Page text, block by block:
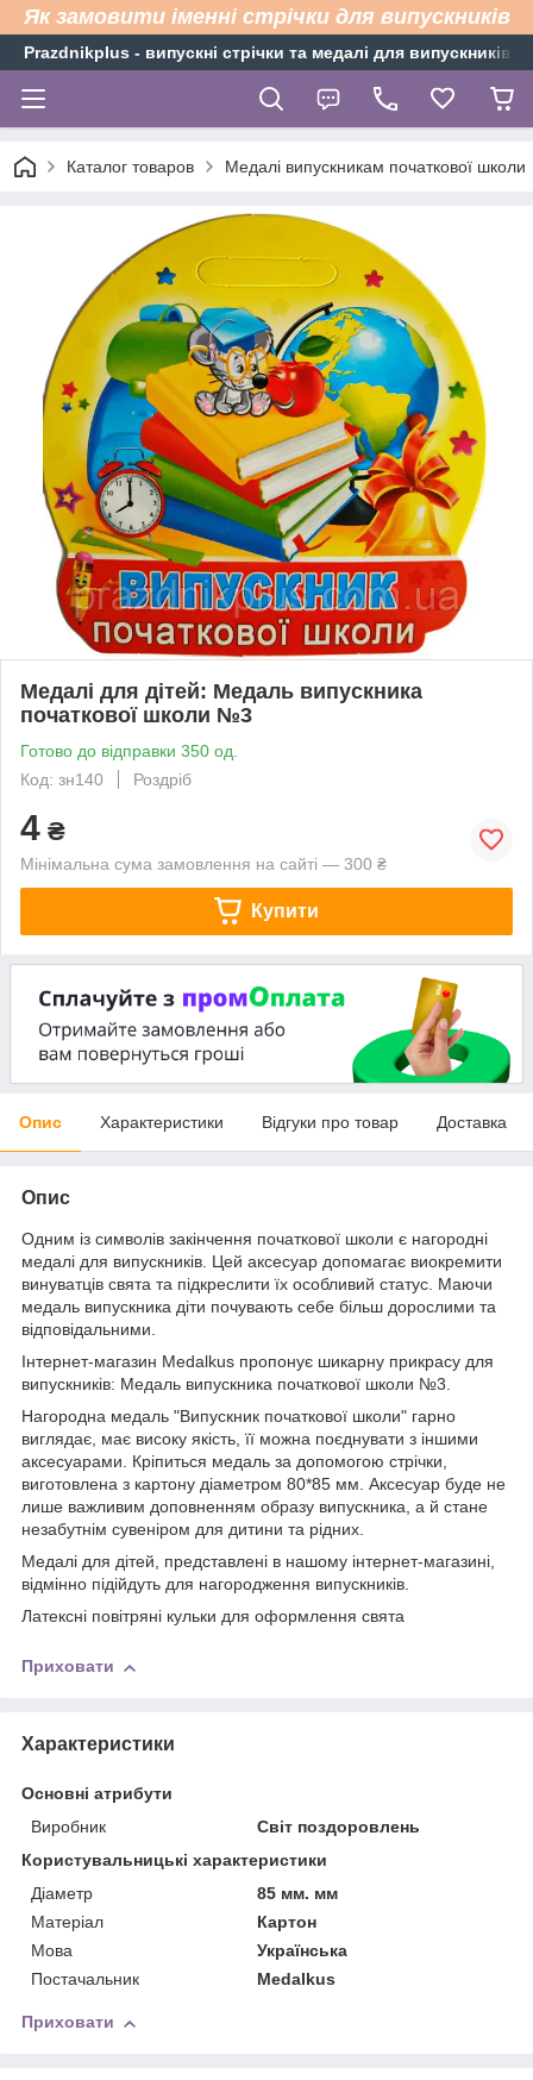
Як замовити іменні стрічки для випускників
Рrazdnikplus - випускні стрічки та медалі для випускників
Каталог товаров Медалі випускникам початкової школи
Медалі для дітей: Медаль випускника
початкової школи №3
Готово до відправки 350 од.
Код: зн140
Роздріб
4 ₴
Мінімальна сума замовлення на сайті — 300 ₴
Купити
Опис Характеристики Відгуки про товар Доставка
Опис
Одним із символів закінчення початкової школи є нагородні
медалі для випускників. Цей аксесуар допомагає виокремити
винуватців свята та підкреслити їх особливий статус. Маючи
медаль випускника діти почувають себе більш дорослими та
відповідальними.
Інтернет-магазин Medalkus пропонує шикарну прикрасу для
випускників: Медаль випускника початкової школи №3.
Нагородна медаль "Випускник початкової школи" гарно
виглядає, має високу якість, її можна поєднувати з іншими
аксесуарами. Кріпиться медаль за допомогою стрічки,
виготовлена з картону діаметром 80*85 мм. Аксесуар буде не
лише важливим доповненням образу випускника, а й стане
незабутнім сувеніром для дитини та рідних.
Медалі для дітей, представлені в нашому інтернет-магазині,
відмінно підійдуть для нагородження випускників.
Латексні повітряні кульки для оформлення свята
Приховати
Характеристики
Основні атрибути
Виробник
Світ поздоровлень
Користувальницькі характеристики
Діаметр
85 мм. мм
Матерiал
Картон
Мова
Українська
Постачальник
Medalkus
Приховати